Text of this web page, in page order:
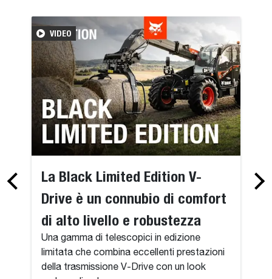
VIDEO
La Black Limited Edition V-
Drive è un connubio di comfort
di alto livello e robustezza
Una gamma di telescopici in edizione
limitata che combina eccellenti prestazioni
della trasmissione V-Drive con un look